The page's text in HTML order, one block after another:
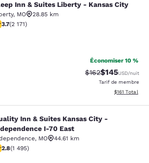
Suites Liberty - Kansas
Inn & Suites Liberty - Kansas City
, MO
28.85 km
étoiles. Bien. 2171 commentaires
3.7(2 171)
Économiser 10 %
Tarif barré :
$162Tarif réduit :
$145USD/nuit
Tarif de membre
Afficher les
$161 Total
& Suites Kansas City -
Inn & Suites Kansas City -
I-70 East
, MO
44.61 km
étoiles. Moyen. 1495 commentaires
2.8(1 495)